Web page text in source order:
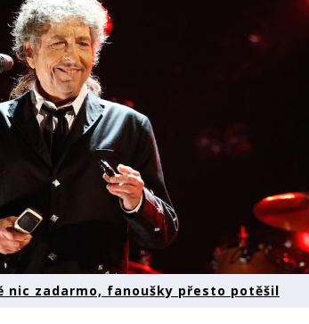
nic zadarmo, fanoušky přesto potěšil